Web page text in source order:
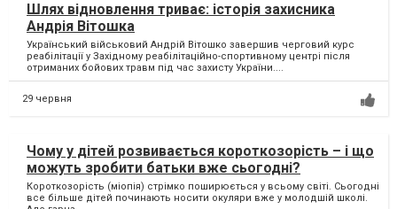
Шлях відновлення триває: історія захисника
Андрія Вітошка
Український військовий Андрій Вітошко завершив черговий курс
реабілітації у Західному реабілітаційно-спортивному центрі після
отриманих бойових травм під час захисту України....
29 червня
Чому у дітей розвивається короткозорість – і що
можуть зробити батьки вже сьогодні?
Короткозорість (міопія) стрімко поширюється у всьому світі. Сьогодні
все більше дітей починають носити окуляри вже у молодшій школі.